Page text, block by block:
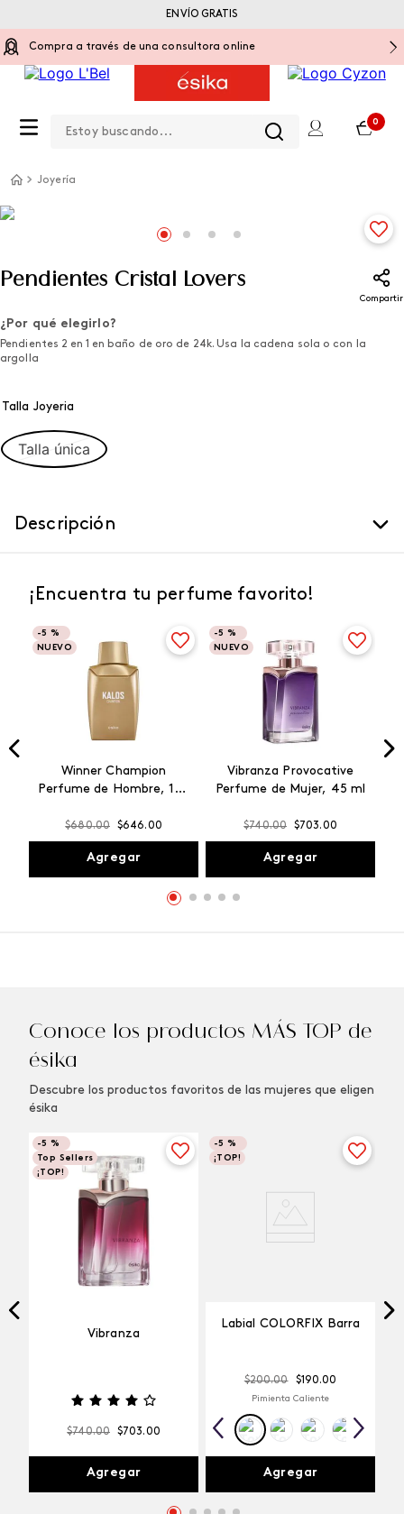
Compra a través de una consultora online
0
ENVÍO GRATIS
Joyería
Pendientes Cristal Lovers
Compartir
¿Por qué elegirlo?
Pendientes 2 en 1 en baño de oro de 24k. Usa la cadena sola o con la
argolla
Talla Joyeria
Talla única
Descripción
¡Encuentra tu perfume favorito!
-5 %
NUEVO
Winner Champion
Perfume de Hombre, 100
$680.00 $646.00
Agregar
-5 %
NUEVO
Vibranza Provocative
Perfume de Mujer, 45 ml
$740.00 $703.00
Agregar
Conoce los productos MÁS TOP de
ésika
Descubre los productos favoritos de las mujeres que eligen
ésika
-5 %
Top Sellers
¡TOP!
Vibranza
$740.00 $703.00
Agregar
-5 %
¡TOP!
Labial COLORFIX Barra
$200.00 $190.00
Pimienta Caliente
Agregar